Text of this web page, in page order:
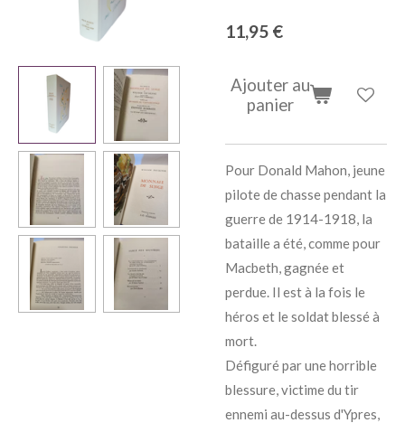
11,95 €
Ajouter au
panier
Pour Donald Mahon, jeune
pilote de chasse pendant la
guerre de 1914-1918, la
bataille a été, comme pour
Macbeth, gagnée et
perdue. Il est à la fois le
héros et le soldat blessé à
mort.
Défiguré par une horrible
blessure, victime du tir
ennemi au-dessus d'Ypres,